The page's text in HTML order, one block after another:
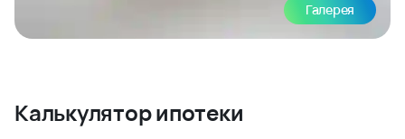
Галерея
Калькулятор ипотеки